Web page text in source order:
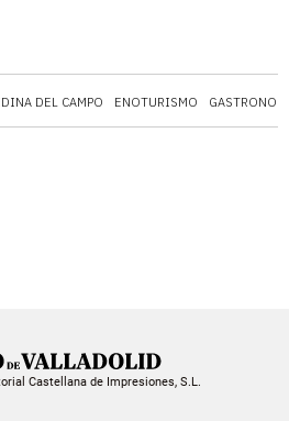
DEL CAMPO ENOTURISMO
Castellana de Impresiones, S.L.